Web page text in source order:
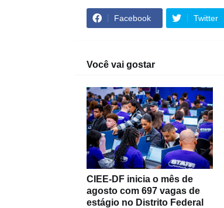
Facebook Twitter
Você vai gostar
CIEE-DF inicia o mês de
agosto com 697 vagas de
estágio no Distrito Federal